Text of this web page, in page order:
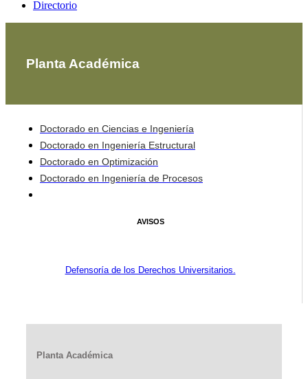
Directorio
Planta Académica
Doctorado en Ciencias e Ingeniería
Doctorado en Ingeniería Estructural
Doctorado en Optimización
Doctorado en Ingeniería de Procesos
AVISOS
Defensoría de los Derechos Universitarios.
Planta Académica